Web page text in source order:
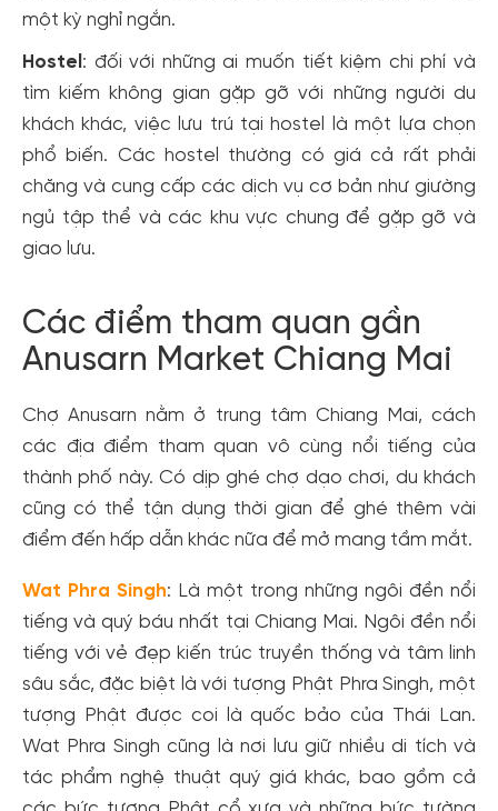
một kỳ nghỉ ngắn.
Hostel : đối với những ai muốn tiết kiệm chi phí và
tìm kiếm không gian gặp gỡ với những người du
khách khác, việc lưu trú tại hostel là một lựa chọn
phổ biến. Các hostel thường có giá cả rất phải
chăng và cung cấp các dịch vụ cơ bản như giường
ngủ tập thể và các khu vực chung để gặp gỡ và
giao lưu.
Các điểm tham quan gần
Anusarn Market Chiang Mai
Chợ Anusarn nằm ở trung tâm Chiang Mai, cách
các địa điểm tham quan vô cùng nổi tiếng của
thành phố này. Có dịp ghé chợ dạo chơi, du khách
cũng có thể tận dụng thời gian để ghé thêm vài
điểm đến hấp dẫn khác nữa để mở mang tầm mắt.
Wat Phra Singh: Là một trong những ngôi đền nổi
tiếng và quý báu nhất tại Chiang Mai. Ngôi đền nổi
tiếng với vẻ đẹp kiến trúc truyền thống và tâm linh
sâu sắc, đặc biệt là với tượng Phật Phra Singh, một
tượng Phật được coi là quốc bảo của Thái Lan.
Wat Phra Singh cũng là nơi lưu giữ nhiều di tích và
tác phẩm nghệ thuật quý giá khác, bao gồm cả